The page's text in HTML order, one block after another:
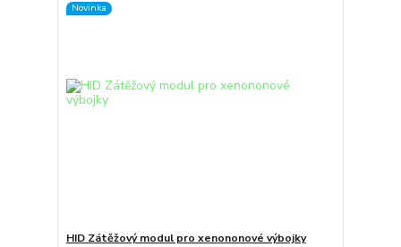
Novinka
HID Zátěžový modul pro xenononové výbojky